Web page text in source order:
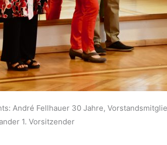
André Fellhauer 30 Jahre,
1. Vorsitzender